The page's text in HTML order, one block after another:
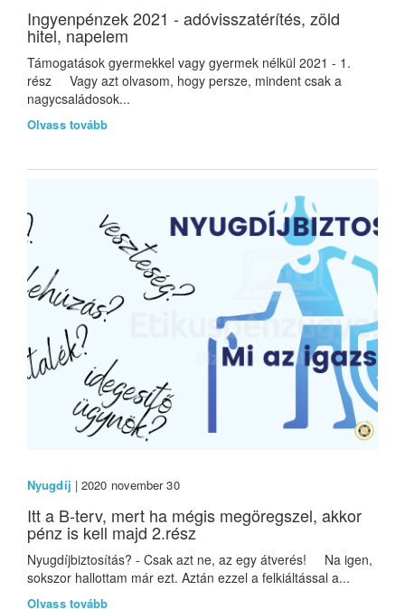
Ingyenpénzek 2021 - adóvisszatérítés, zöld
hitel, napelem
Támogatások gyermekkel vagy gyermek nélkül 2021 - 1.
rész Vagy azt olvasom, hogy persze, mindent csak a
nagycsaládosok...
Olvass tovább
Nyugdíj | 2020 november 30
Itt a B-terv, mert ha mégis megöregszel, akkor
pénz is kell majd 2.rész
Nyugdíjbiztosítás? - Csak azt ne, az egy átverés! Na igen,
sokszor hallottam már ezt. Aztán ezzel a felkiáltással a...
Olvass tovább